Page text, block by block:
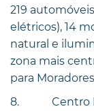
219
elétricos), 14
natural e
zona mais
para
8. Centro